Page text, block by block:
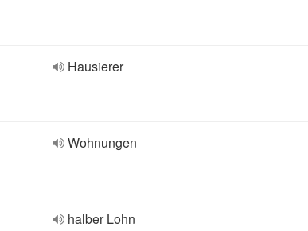
Hausierer
Wohnungen
halber Lohn